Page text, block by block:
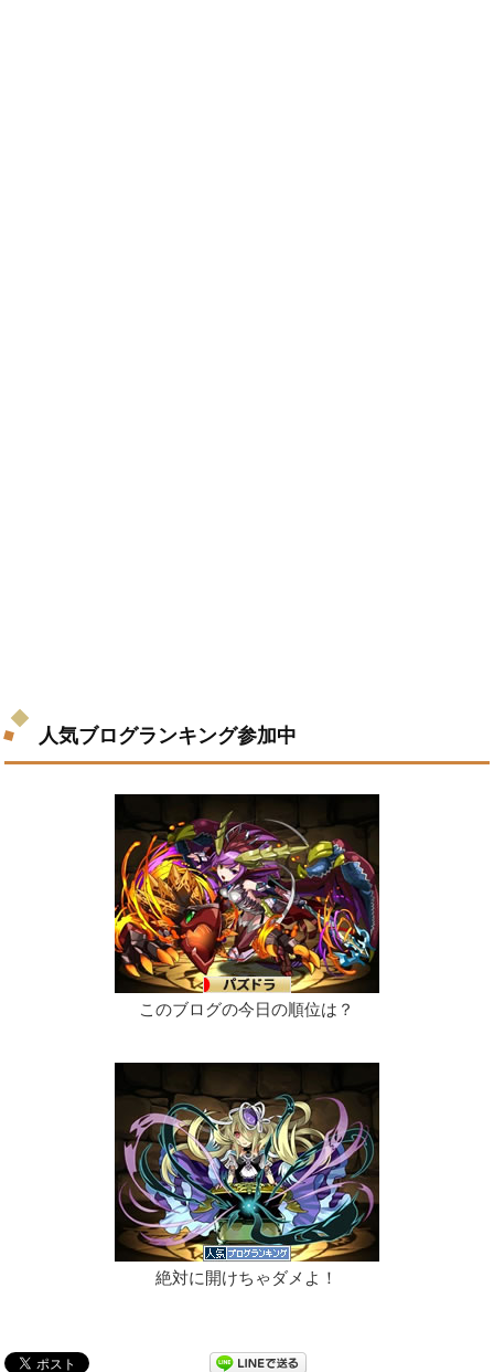
人気ブログランキング参加中
このブログの今日の順位は？
絶対に開けちゃダメよ！